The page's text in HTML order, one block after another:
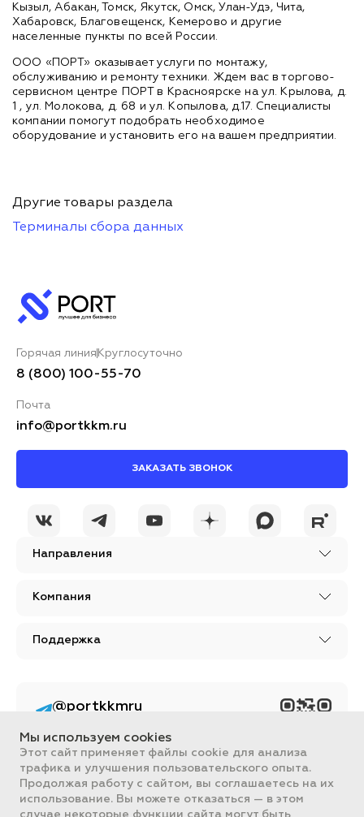
Кызыл, Абакан, Томск, Якутск, Омск, Улан-Удэ, Чита,
Хабаровск, Благовещенск, Кемерово и другие
населенные пункты по всей России.
ООО «ПОРТ» оказывает услуги по монтажу,
обслуживанию и ремонту техники. Ждем вас в торгово-
сервисном центре ПОРТ в Красноярске на ул. Крылова, д.
1 , ул. Молокова, д. 68 и ул. Копылова, д.17. Специалисты
компании помогут подобрать необходимое
оборудование и установить его на вашем предприятии.
Другие товары раздела
Терминалы сбора данных
Направления
Компания
Поддержка
Горячая линия Круглосуточно
8 (800) 100-55-70
Почта
info@portkkm.ru
ЗАКАЗАТЬ ЗВОНОК
Вся информация, размещенная на сайте, носит ознакомительный
характер и не является публичной офертой, определяемой
положениями Статьи 437 ГК РФ.
Все цены на сайте указаны с НДС. ООО "ПОРТ" ИНН 2461018892,
@portkkmru
контент PORT - бизнес
портал
Мы используем cookies
Этот сайт применяет файлы cookie для анализа
трафика и улучшения пользовательского опыта.
Продолжая работу с сайтом, вы соглашаетесь на их
использование. Вы можете отказаться — в этом
случае некоторые функции сайта могут быть